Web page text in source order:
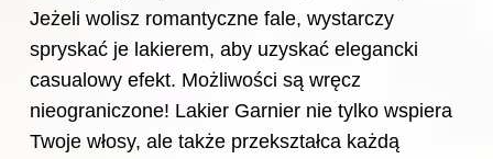
Jeżeli wolisz romantyczne fale, wystarczy
spryskać je lakierem, aby uzyskać elegancki
casualowy efekt. Możliwości są wręcz
nieograniczone! Lakier Garnier nie tylko wspiera
Twoje włosy, ale także przekształca każdą